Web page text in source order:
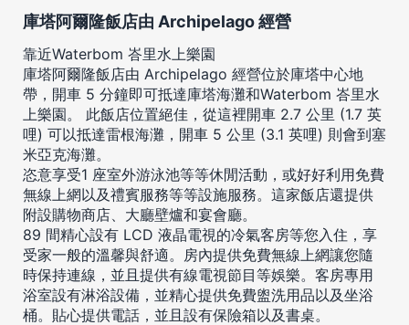
庫塔阿爾隆飯店由 Archipelago 經營
靠近Waterbom 峇里水上樂園
庫塔阿爾隆飯店由 Archipelago 經營位於庫塔中心地
帶，開車 5 分鐘即可抵達庫塔海灘和Waterbom 峇里水
上樂園。 此飯店位置絕佳，從這裡開車 2.7 公里 (1.7 英
哩) 可以抵達雷根海灘，開車 5 公里 (3.1 英哩) 則會到塞
米亞克海灘。
恣意享受1 座室外游泳池等等休閒活動，或好好利用免費
無線上網以及禮賓服務等等設施服務。這家飯店還提供
附設購物商店、大廳壁爐和宴會廳。
89 間精心設有 LCD 液晶電視的冷氣客房等您入住，享
受家一般的溫馨與舒適。房內提供免費無線上網讓您隨
時保持連線，並且提供有線電視節目等娛樂。客房專用
浴室設有淋浴設備，並精心提供免費盥洗用品以及坐浴
桶。貼心提供電話，並且設有保險箱以及書桌。